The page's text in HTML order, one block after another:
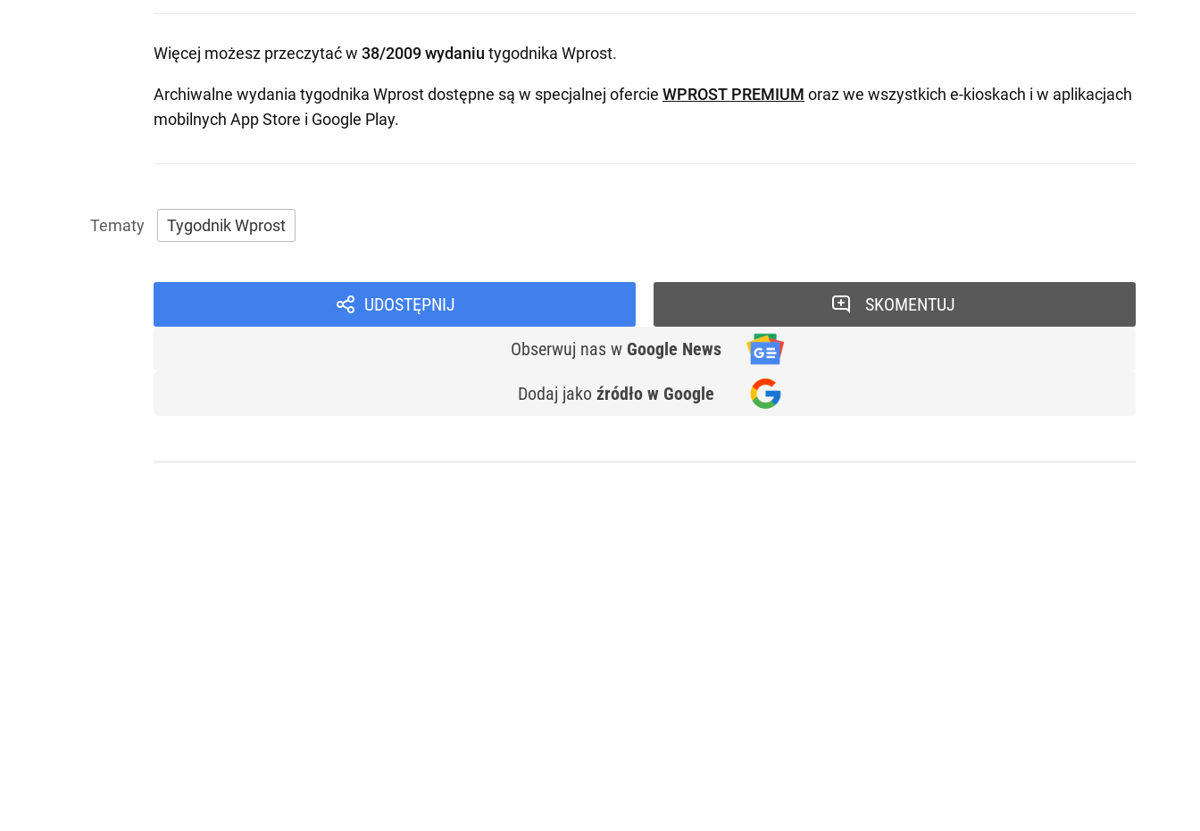
Więcej możesz przeczytać w 38/2009 wydaniu tygodnika Wprost.
Archiwalne wydania tygodnika Wprost dostępne są w specjalnej ofercie WPROST PREMIUM oraz we wszystkich e-kioskach i w aplikacjach
mobilnych App Store i Google Play.
Tygodnik Wprost
UDOSTĘPNIJ
Obserwuj nas w Google News
Dodaj jako źródło w Google
SKOMENTUJ